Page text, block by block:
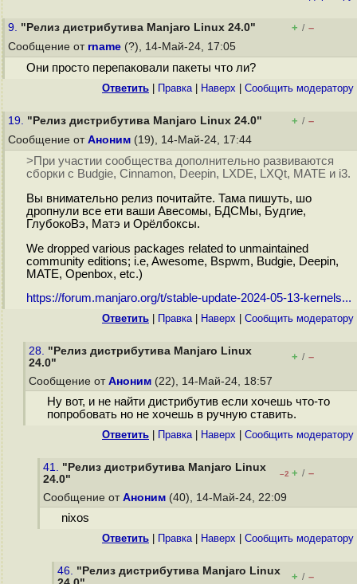
9. "Релиз дистрибутива Manjaro Linux 24.0" + / –
Сообщение от rname (?), 14-Май-24, 17:05
Они просто перепаковали пакеты что ли?
Ответить Правка| Наверх Cообщить модератору
19. "Релиз дистрибутива Manjaro Linux 24.0" + / –
Сообщение от Аноним (19), 14-Май-24, 17:44
>При участии сообщества дополнительно развиваются
сборки с Budgie, Cinnamon, Deepin, LXDE, LXQt, MATE и i3.
Вы внимательно релиз почитайте. Тама пишуть, шо
дропнули все ети ваши Авесомы, БДСМы, Будгие,
ГлубокоВэ, Матэ и Орёлбоксы.
We dropped various packages related to unmaintained
community editions; i.e, Awesome, Bspwm, Budgie, Deepin,
MATE, Openbox, etc.)
https://forum.manjaro.org/t/stable-update-2024-05-13-kernels...
Ответить Правка| Наверх Cообщить модератору
28. "Релиз дистрибутива Manjaro Linux
24.0"
+ / –
Сообщение от Аноним (22), 14-Май-24, 18:57
Ну вот, и не найти дистрибутив если хочешь что-то
попробовать но не хочешь в ручную ставить.
Ответить Правка| Наверх Cообщить модератору
41. "Релиз дистрибутива Manjaro Linux
24.0"
–2 + / –
Сообщение от Аноним (40), 14-Май-24, 22:09
nixos
Ответить Правка| Наверх Cообщить модератору
46. "Релиз дистрибутива Manjaro Linux
+ / –